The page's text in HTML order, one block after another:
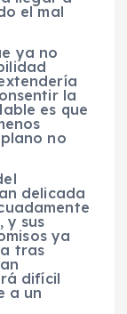
el mal
ya no
la
es que
no
delicada
y sus
ya
tras
difícil
a un